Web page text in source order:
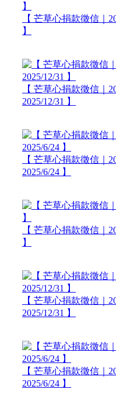
【 芒草心捐款徵信｜
】
【 芒草心捐款徵信｜
2025/12/31 】
【 芒草心捐款徵信｜
2025/6/24 】
【 芒草心捐款徵信｜
】
【 芒草心捐款徵信｜
2025/12/31 】
【 芒草心捐款徵信｜
2025/6/24 】